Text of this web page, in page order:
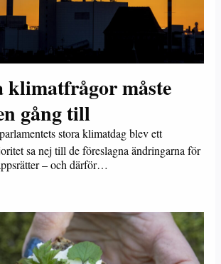
klimatfrågor måste
gång till
stora klimatdag blev ett
sa nej till de föreslagna ändringarna för
– och därför…